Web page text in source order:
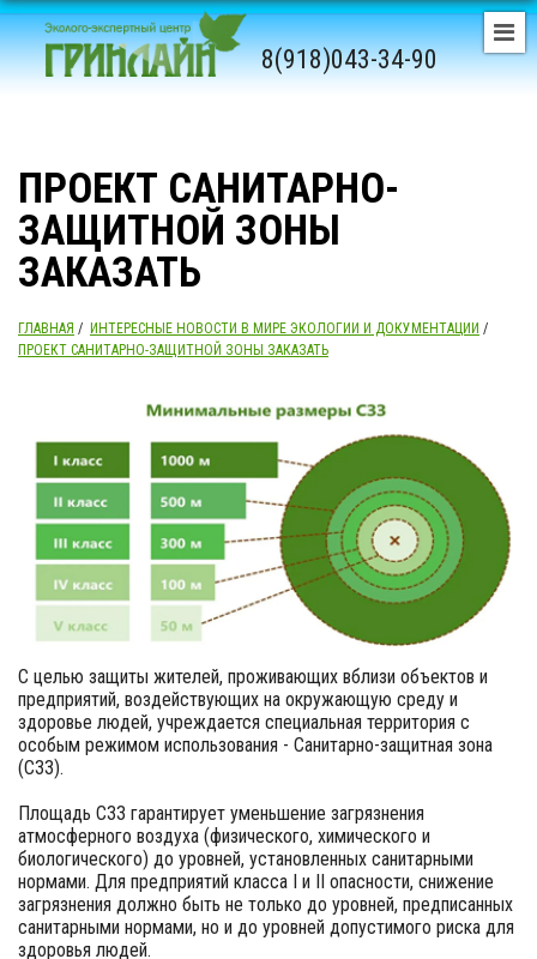
8(918)043-34-90
ПРОЕКТ САНИТАРНО-
ЗАЩИТНОЙ ЗОНЫ
ЗАКАЗАТЬ
ГЛАВНАЯ / ИНТЕРЕСНЫЕ НОВОСТИ В МИРЕ ЭКОЛОГИИ И ДОКУМЕНТАЦИИ /
ПРОЕКТ САНИТАРНО-ЗАЩИТНОЙ ЗОНЫ ЗАКАЗАТЬ
С целью защиты жителей, проживающих вблизи объектов и
предприятий, воздействующих на окружающую среду и
здоровье людей, учреждается специальная территория с
особым режимом использования - Санитарно-защитная зона
(СЗЗ).
Площадь СЗЗ гарантирует уменьшение загрязнения
атмосферного воздуха (физического, химического и
биологического) до уровней, установленных санитарными
нормами. Для предприятий класса I и II опасности, снижение
загрязнения должно быть не только до уровней, предписанных
санитарными нормами, но и до уровней допустимого риска для
здоровья людей.